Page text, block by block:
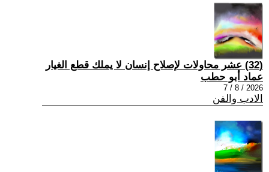
(32) عشر محاولات لإصلاح إنسان لا يملك قطع الغيار
عماد أبو حطب
2026 / 8 / 7
الادب والفن